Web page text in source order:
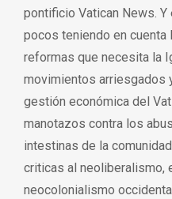
pontificio Vatican News.
pocos teniendo en cuenta
reformas que necesita la
movimientos arriesgados
gestión económica del
manotazos contra los
intestinas de la
criticas al neoliberalismo,
neocolonialismo